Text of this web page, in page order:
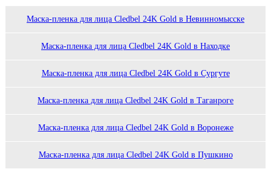
Маска-пленка для лица Cledbel 24K Gold в Невинномысске
Маска-пленка для лица Cledbel 24K Gold в Находке
Маска-пленка для лица Cledbel 24K Gold в Сургуте
Маска-пленка для лица Cledbel 24K Gold в Таганроге
Маска-пленка для лица Cledbel 24K Gold в Воронеже
Маска-пленка для лица Cledbel 24K Gold в Пушкино